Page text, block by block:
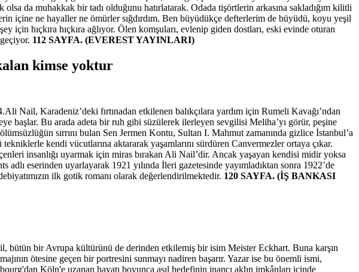
da muhakkak bir tadı olduğunu hatırlatarak. Odada tişörtlerin arkasına sakladığım kilitli
içine ne hayaller ne ömürler sığdırdım. Ben büyüdükçe defterlerim de büyüdü, koyu yeşil
hıçkıra hıçkıra ağlıyor. Ölen komşuları, evlenip giden dostları, eski evinde oturan
112 SAYFA. (EVEREST YAYINLARI)
kimse yoktur
Nail, Karadeniz’deki fırtınadan etkilenen balıkçılara yardım için Rumeli Kavağı’ndan
başlar. Bu arada adeta bir ruh gibi süzülerek ilerleyen sevgilisi Meliha’yı görür, peşine
sırrını bulan Sen Jermen Kontu, Sultan I. Mahmut zamanında gizlice İstanbul’a
kendi vücutlarına aktararak yaşamlarını sürdüren Canvermezler ortaya çıkar.
insanlığı uyarmak için miras bırakan Ali Nail’dir. Ancak yaşayan kendisi midir yoksa
eserinden uyarlayarak 1921 yılında İleri gazetesinde yayımladıktan sonra 1922’de
ilk gotik romanı olarak değerlendirilmektedir. 120 SAYFA. (İŞ BANKASI
bütün bir Avrupa kültürünü de derinden etkilemiş bir isim Meister Eckhart. Buna karşın
ötesine geçen bir portresini sunmayı nadiren başarır. Yazar ise bu önemli ismi,
Köln'e uzanan hayatı boyunca asıl hedefinin inancı aklın imkânları içinde